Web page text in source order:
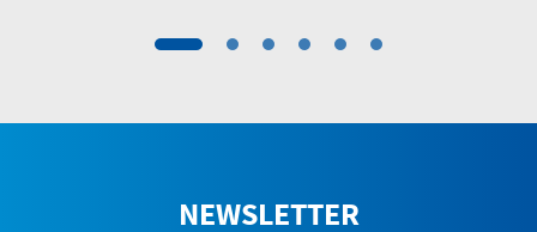
NEWSLETTER